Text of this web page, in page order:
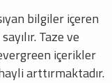
bilgiler içeren
Taze ve
içerikler
arttırmaktadır.